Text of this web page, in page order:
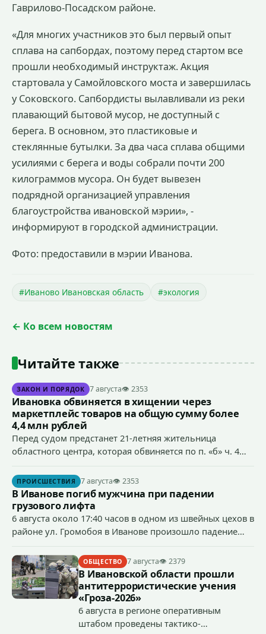
Гаврилово-Посадском районе.
«Для многих участников это был первый опыт
сплава на сапбордах, поэтому перед стартом все
прошли необходимый инструктаж. Акция
стартовала у Самойловского моста и завершилась
у Соковского. Сапбордисты вылавливали из реки
плавающий бытовой мусор, не доступный с
берега. В основном, это пластиковые и
стеклянные бутылки. За два часа сплава общими
усилиями с берега и воды собрали почти 200
килограммов мусора. Он будет вывезен
подрядной организацией управления
благоустройства ивановской мэрии», -
информируют в городской администрации.
Фото: предоставили в мэрии Иванова.
#Иваново Ивановская область #экология
← Ко всем новостям
Читайте также
ЗАКОН И ПОРЯДОК 7 августа👁 2353
Ивановка обвиняется в хищении через
маркетплейс товаров на общую сумму более
4,4 млн рублей
Перед судом предстанет 21-летняя жительница
областного центра, которая обвиняется по п. «б» ч. 4
сумму более 4,4 млн рублей через маркетплейс.
ПРОИСШЕСТВИЯ 7 августа👁 2353
В Иванове погиб мужчина при падении
грузового лифта
6 августа около 17:40 часов в одном из швейных цехов в
районе ул. Громобоя в Иванове произошло падение
ОБЩЕСТВО 7 августа👁 2379
В Ивановской области прошли
антитеррористические учения
«Гроза-2026»
6 августа в регионе оперативным
штабом проведены тактико-